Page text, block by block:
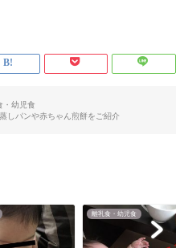
・幼児食
しパンや赤ちゃん煎餅をご紹介
離乳食・幼児食